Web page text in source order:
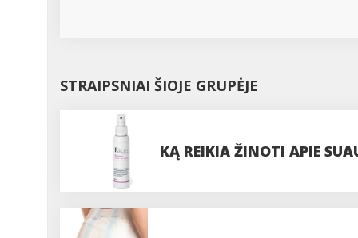
STRAIPSNIAI ŠIOJE GRUPĖJE
KĄ REIKIA ŽINOTI APIE